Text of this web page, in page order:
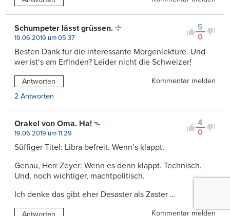
5
0
Schumpeter lässt grüssen.
19.06.2019 um 05:37
Besten Dank für die interessante Morgenlektüre. Und
wer ist‘s am Erfinden? Leider nicht die Schweizer!
Antworten
Kommentar melden
2 Antworten
4
0
Orakel von Oma. Ha!
19.06.2019 um 11:29
Süffiger Titel: Libra befreit. Wenn’s klappt.
Genau, Herr Zeyer: Wenn es denn klappt. Technisch.
Und, noch wichtiger, machtpolitisch.
Ich denke das gibt eher Desaster als Zaster …
Antworten Kommentar melden